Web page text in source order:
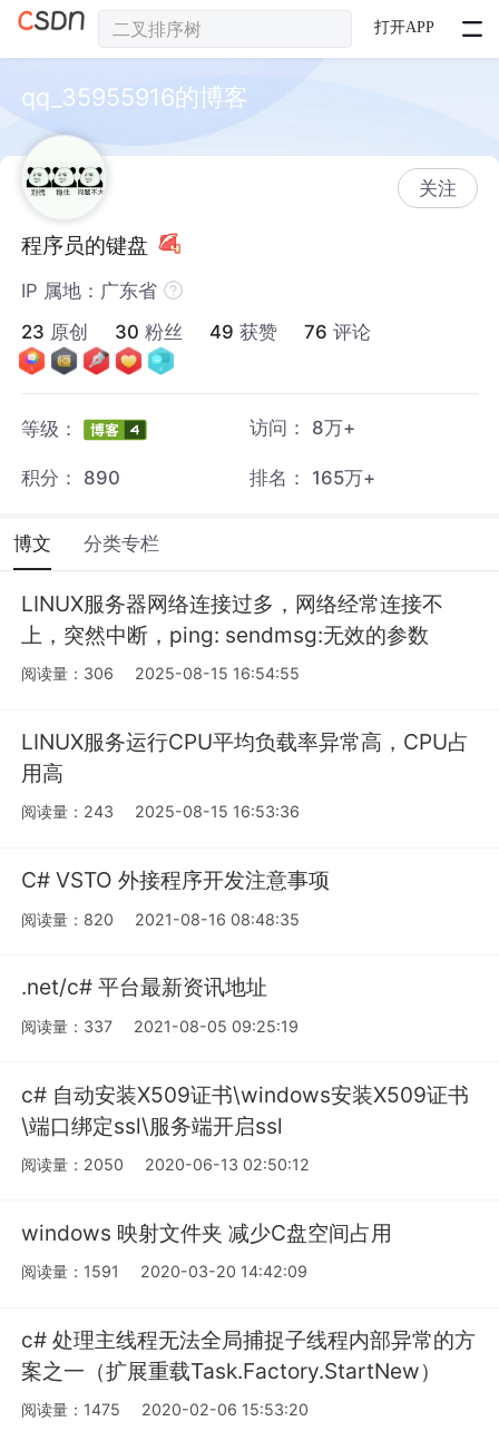
打开APP
qq_35955916的博客
关注
程序员的键盘
IP 属地：广东省
23 原创 30 粉丝 49 获赞 76 评论
等级： 访问： 8万+
积分： 890 排名： 165万+
博文 分类专栏
LINUX服务器网络连接过多，网络经常连接不
上，突然中断，ping: sendmsg:无效的参数
阅读量：306 2025-08-15 16:54:55
LINUX服务运行CPU平均负载率异常高，CPU占
用高
阅读量：243 2025-08-15 16:53:36
C# VSTO 外接程序开发注意事项
阅读量：820 2021-08-16 08:48:35
.net/c# 平台最新资讯地址
阅读量：337 2021-08-05 09:25:19
c# 自动安装X509证书\windows安装X509证书
\端口绑定ssl\服务端开启ssl
阅读量：2050 2020-06-13 02:50:12
windows 映射文件夹 减少C盘空间占用
阅读量：1591 2020-03-20 14:42:09
c# 处理主线程无法全局捕捉子线程内部异常的方
案之一（扩展重载Task.Factory.StartNew）
阅读量：1475 2020-02-06 15:53:20